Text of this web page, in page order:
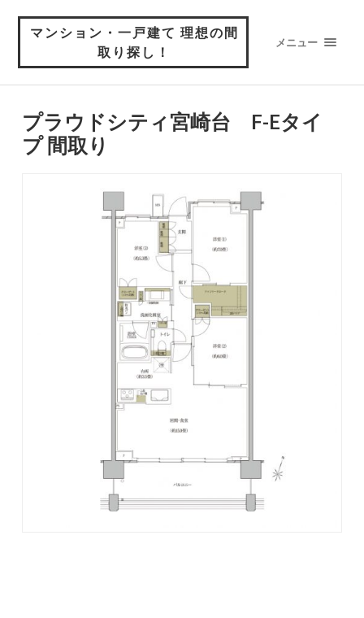
マンション・一戸建て 理想の間
取り探し！
メニュー
プラウドシティ宮崎台 F-Eタイ
プ 間取り